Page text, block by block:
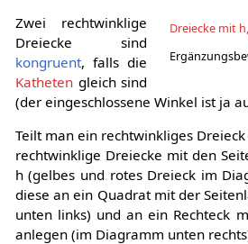
Dreiecke mit
Zwei rechtwinklige
Dreiecke sind
kongruent, falls die
Kathetengleich sind
(der eingeschlossene Winkel ist ja
Teilt man ein rechtwinkliges
rechtwinklige Dreiecke mit den
h(gelbes und rotes Dreieck im
diese an ein Quadrat mit der
unten links) und an ein Rechteck
anlegen (im Diagramm unten